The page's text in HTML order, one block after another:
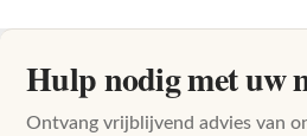
Hulp nodig met uw
Ontvang vrijblijvend advies van